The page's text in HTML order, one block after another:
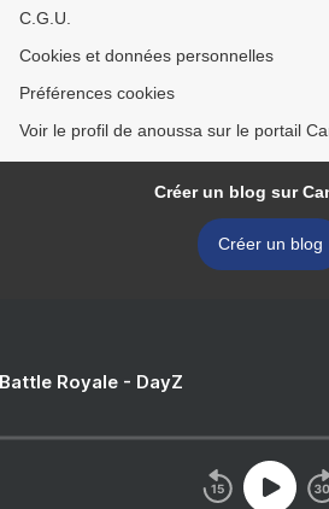
C.G.U.
Cookies et données personnelles
Préférences cookies
Voir le profil de anoussa sur le portail
Créer un blog sur
Créer un blog
Royale - DayZ